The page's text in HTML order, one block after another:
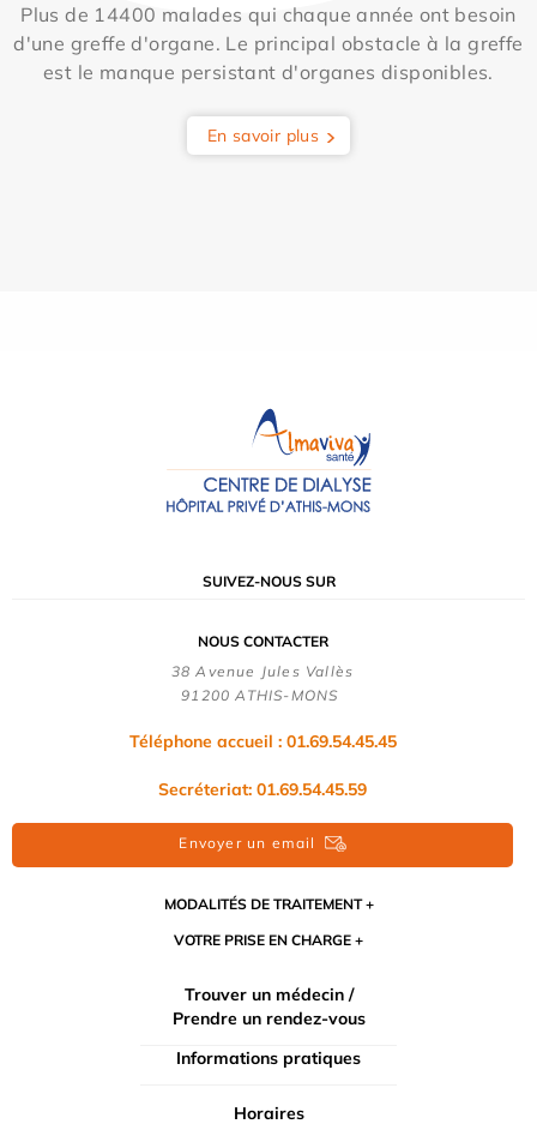
Plus de 14400 malades qui chaque année ont besoin
d'une greffe d'organe. Le principal obstacle à la greffe
est le manque persistant d'organes disponibles.
En savoir plus
SUIVEZ-NOUS SUR
NOUS CONTACTER
38 Avenue Jules Vallès
91200 ATHIS-MONS
Téléphone accueil : 01.69.54.45.45
Secréteriat: 01.69.54.45.59
Envoyer un email
MODALITÉS DE TRAITEMENT
VOTRE PRISE EN CHARGE
Trouver un médecin /
Prendre un rendez-vous
Informations pratiques
Horaires